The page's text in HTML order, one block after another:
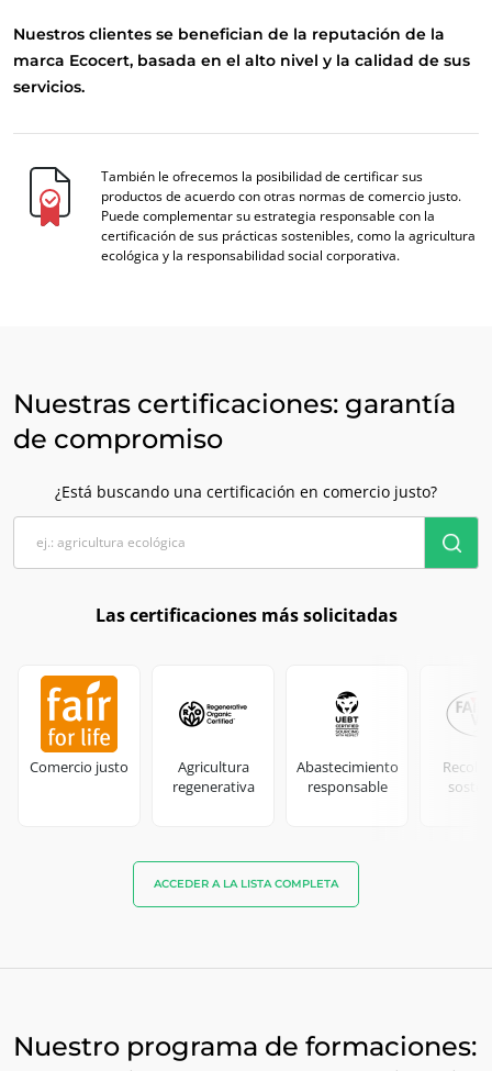
Avanzar con nuestros equipos
Comprometerse con nuestro medio ambiente
Nuestros clientes se benefician de la reputación de la
marca Ecocert, basada en el alto nivel y la calidad de sus
servicios.
También le ofrecemos la posibilidad de certificar sus
productos de acuerdo con otras normas de comercio justo.
Puede complementar su estrategia responsable con la
certificación de sus prácticas sostenibles, como la agricultura
ecológica y la responsabilidad social corporativa.
Nuestras certificaciones: garantía
de compromiso
¿Está buscando una certificación en comercio justo?
Las certificaciones más solicitadas
ACCEDER A LA LISTA COMPLETA
Comercio justo
Agricultura
regenerativa
Abastecimiento
responsable
Nuestro programa de formaciones: